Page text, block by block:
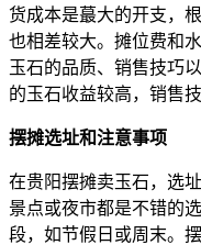
货成本是蕞大的开支，
也相差较大。摊位费和
玉石的品质、销售技巧
的玉石收益较高，销售
摆摊选址和注意事项
在贵阳摆摊卖玉石，选
景点或夜市都是不错的
段，如节假日或周末。